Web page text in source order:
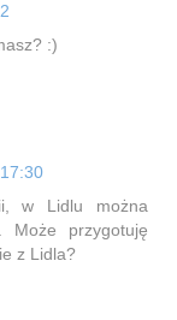
:)
w Lidlu można
Może przygotuję
z Lidla?